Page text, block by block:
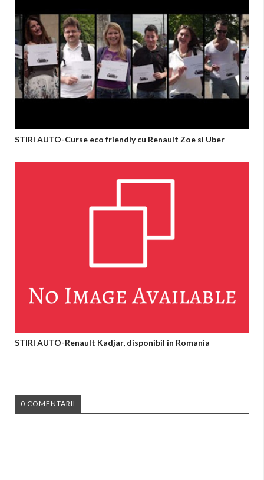
STIRI AUTO-Curse eco friendly cu Renault Zoe si Uber
STIRI AUTO-Renault Kadjar, disponibil in Romania
0 COMENTARII